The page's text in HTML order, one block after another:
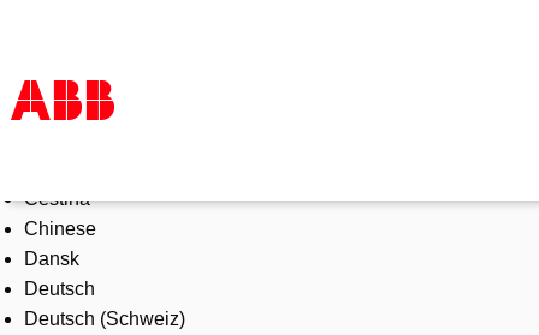
Products & Solutions
Industries
Services
About us
Where to buy
Čeština
Chinese
Dansk
Deutsch
Deutsch (Schweiz)